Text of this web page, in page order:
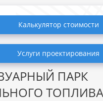
Калькулятор стоимости
Услуги проектирования
ПАРК
ТОПЛИВА